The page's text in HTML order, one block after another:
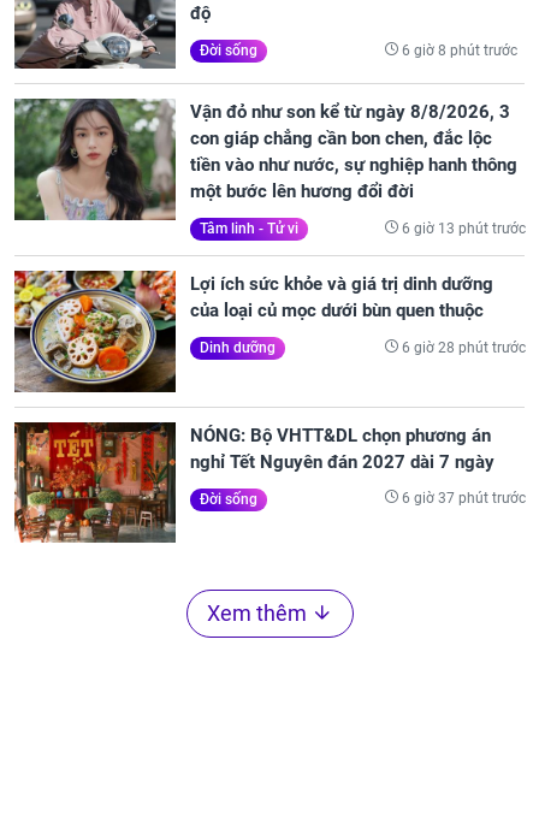
độ
Đời sống 6 giờ 8 phút trước
Vận đỏ như son kể từ ngày 8/8/2026, 3
con giáp chẳng cần bon chen, đắc lộc
tiền vào như nước, sự nghiệp hanh thông
một bước lên hương đổi đời
Tâm linh - Tử vi 6 giờ 13 phút trước
Lợi ích sức khỏe và giá trị dinh dưỡng
của loại củ mọc dưới bùn quen thuộc
Dinh dưỡng 6 giờ 28 phút trước
NÓNG: Bộ VHTT&DL chọn phương án
nghỉ Tết Nguyên đán 2027 dài 7 ngày
Đời sống 6 giờ 37 phút trước
Xem thêm